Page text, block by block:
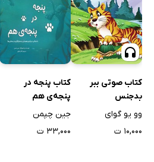
کتاب صوتی ببر
بدجنس
وو یو گوای
۱۰,۰۰۰ ت
کتاب پنجه در
پنجه‌ی هم
جین چپمن
۳۳,۰۰۰ ت